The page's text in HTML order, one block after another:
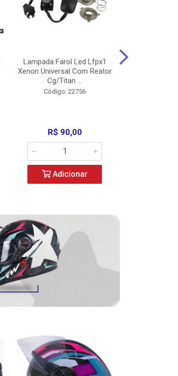
Lampada Farol Led Lfpx1
Xenon Universal Com Reator
Cg/Titan ...
Código: 22756
R$ 90,00
Adicionar